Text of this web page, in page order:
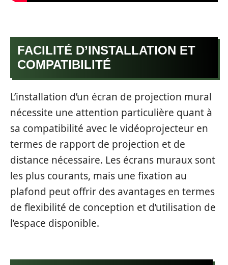
FACILITÉ D’INSTALLATION ET
COMPATIBILITÉ
L’installation d’un écran de projection mural
nécessite une attention particulière quant à
sa compatibilité avec le vidéoprojecteur en
termes de rapport de projection et de
distance nécessaire. Les écrans muraux sont
les plus courants, mais une fixation au
plafond peut offrir des avantages en termes
de flexibilité de conception et d’utilisation de
l’espace disponible.